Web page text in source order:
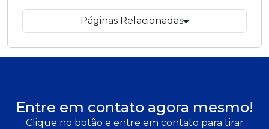
Páginas Relacionadas
Entre em contato agora mesmo!
Clique no botão e entre em contato para tirar